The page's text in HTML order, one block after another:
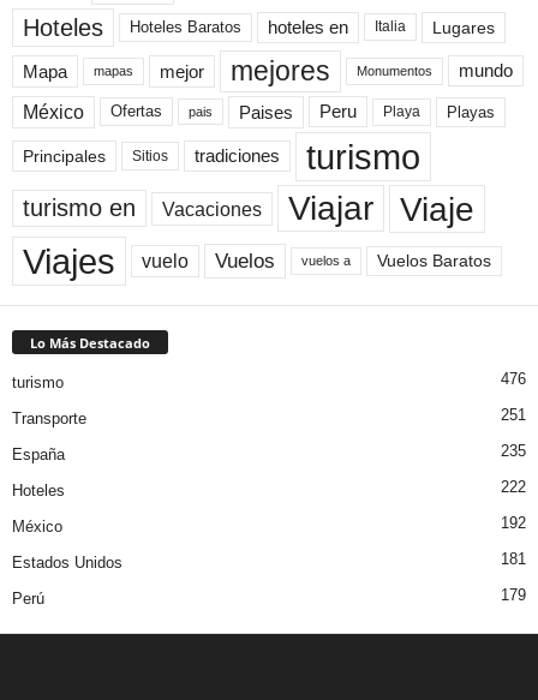
Hoteles Hoteles Baratos hoteles en Italia Lugares
Mapa mapas mejor mejores Monumentos mundo
México Ofertas pais Paises Peru Playa Playas
Principales Sitios tradiciones turismo
turismo en Vacaciones Viajar Viaje
Viajes vuelo Vuelos vuelos a Vuelos Baratos
Lo Más Destacado
turismo 476
Transporte 251
España 235
Hoteles 222
México 192
Estados Unidos 181
Perú 179